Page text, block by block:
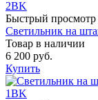
Быстрый просмотр
Светильник на
Товар в наличии
6 200 руб.
Купить